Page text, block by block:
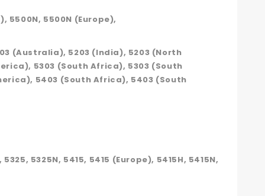
5500N, 5500N (Europe),
(Australia), 5203 (India), 5203 (North
5303 (South Africa), 5303 (South
5403 (South Africa), 5403 (South
5325N, 5415, 5415 (Europe), 5415H, 5415N,